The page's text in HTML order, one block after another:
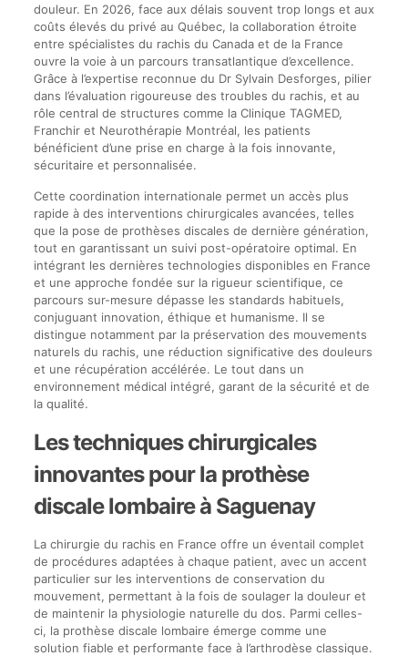
douleur. En 2026, face aux délais souvent trop longs et aux
coûts élevés du privé au Québec, la collaboration étroite
entre spécialistes du rachis du Canada et de la France
ouvre la voie à un parcours transatlantique d’excellence.
Grâce à l’expertise reconnue du Dr Sylvain Desforges, pilier
dans l’évaluation rigoureuse des troubles du rachis, et au
rôle central de structures comme la Clinique TAGMED,
Franchir et Neurothérapie Montréal, les patients
bénéficient d’une prise en charge à la fois innovante,
sécuritaire et personnalisée.
Cette coordination internationale permet un accès plus
rapide à des interventions chirurgicales avancées, telles
que la pose de prothèses discales de dernière génération,
tout en garantissant un suivi post-opératoire optimal. En
intégrant les dernières technologies disponibles en France
et une approche fondée sur la rigueur scientifique, ce
parcours sur-mesure dépasse les standards habituels,
conjuguant innovation, éthique et humanisme. Il se
distingue notamment par la préservation des mouvements
naturels du rachis, une réduction significative des douleurs
et une récupération accélérée. Le tout dans un
environnement médical intégré, garant de la sécurité et de
la qualité.
Les techniques chirurgicales
innovantes pour la prothèse
discale lombaire à Saguenay
La chirurgie du rachis en France offre un éventail complet
de procédures adaptées à chaque patient, avec un accent
particulier sur les interventions de conservation du
mouvement, permettant à la fois de soulager la douleur et
de maintenir la physiologie naturelle du dos. Parmi celles-
ci, la prothèse discale lombaire émerge comme une
solution fiable et performante face à l’arthrodèse classique.